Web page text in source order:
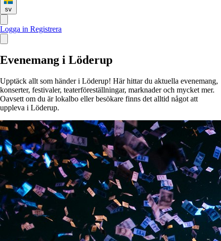
sv
Logga in Registrera
Evenemang i Löderup
Upptäck allt som händer i Löderup! Här hittar du aktuella evenemang,
konserter, festivaler, teaterföreställningar, marknader och mycket mer.
Oavsett om du är lokalbo eller besökare finns det alltid något att
uppleva i Löderup.